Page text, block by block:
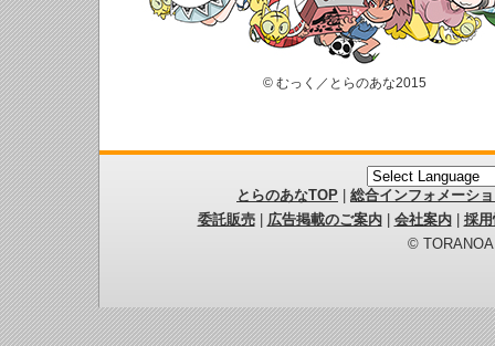
© むっく／とらのあな2015
とらのあなTOP
総合インフォメーシ
委託販売| 広告掲載のご案内| 会社案内| 採
©